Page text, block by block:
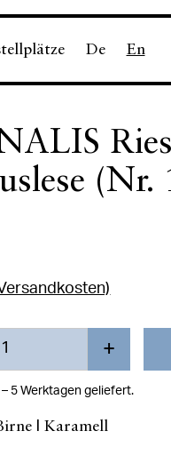
De En
+Mehr
5 Werktagen geliefert.
| Karamell